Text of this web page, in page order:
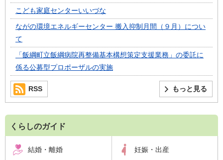
こども家庭センターいいづな
ながの環境エネルギーセンター 搬入抑制月間（９月）につい
て
「飯綱町立飯綱病院再整備基本構想策定支援業務」の委託に
係る公募型プロポーザルの実施
もっと見る
RSS
くらしのガイド
結婚・離婚 妊娠・出産